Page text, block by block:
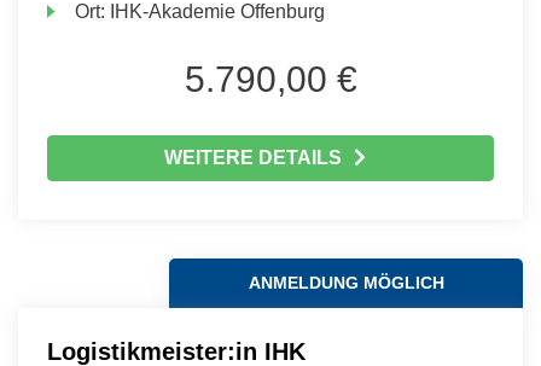
Ort: IHK-Akademie Offenburg
5.790,00 €
WEITERE DETAILS
ANMELDUNG MÖGLICH
Logistikmeister:in IHK